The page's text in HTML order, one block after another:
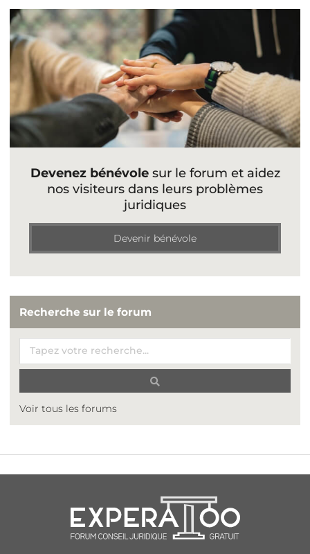
Devenez bénévolesur le forum et aidez
nos visiteurs dans leurs problèmes
juridiques
Devenir bénévole
Recherche sur le forum
Voir tous les forums